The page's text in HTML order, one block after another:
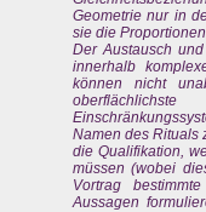
Geometrie nur in
sie die
Der Austausch
innerhalb
können nicht
Namen des Rituals
die Qualifikation,
müssen (wobei
Vortrag
Aussagen